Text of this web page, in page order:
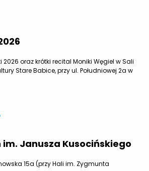
2026 oraz krótki recital Moniki Węgiel w Sali
Stare Babice, przy ul. Południowej 2a w
im. Janusza Kusocińskiego
15a (przy Hali im. Zygmunta